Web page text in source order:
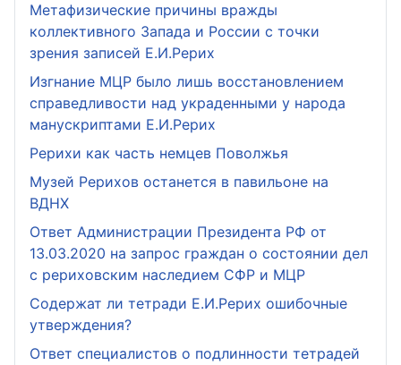
Метафизические причины вражды
коллективного Запада и России с точки
зрения записей Е.И.Рерих
Изгнание МЦР было лишь восстановлением
справедливости над украденными у народа
манускриптами Е.И.Рерих
Рерихи как часть немцев Поволжья
Музей Рерихов останется в павильоне на
ВДНХ
Ответ Администрации Президента РФ от
13.03.2020 на запрос граждан о состоянии дел
с рериховским наследием СФР и МЦР
Содержат ли тетради Е.И.Рерих ошибочные
утверждения?
Ответ специалистов о подлинности тетрадей